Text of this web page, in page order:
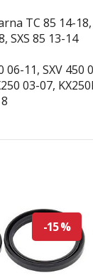
TC 85 14-18,
SXS 85 13-14
11, SXV 450
03-07,
-15 %